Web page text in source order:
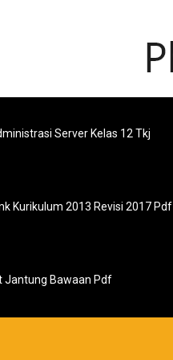
Server Kelas 12 Tkj
Kurikulum 2013 Revisi 2017 Pdf
Jantung Bawaan Pdf